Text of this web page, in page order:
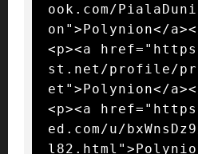
ook.com/
on">Polynion</
<p><a
st.net/profile/
et">Polynion</
<p><a
ed.com/u/